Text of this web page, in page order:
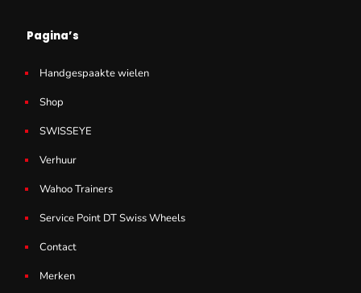
Pagina’s
Handgespaakte wielen
Shop
SWISSEYE
Verhuur
Wahoo Trainers
Service Point DT Swiss Wheels
Contact
Merken